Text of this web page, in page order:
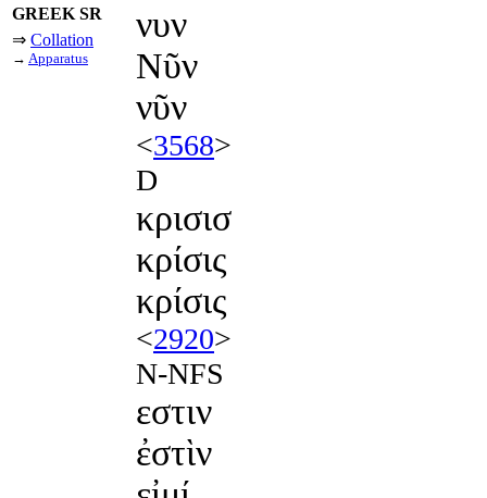
GREEK SR
⇒ Collation
→ Apparatus
νυν
Νῦν
νῦν
<3568>
D
κρισισ
κρίσις
κρίσις
<2920>
N-NFS
εστιν
ἐστὶν